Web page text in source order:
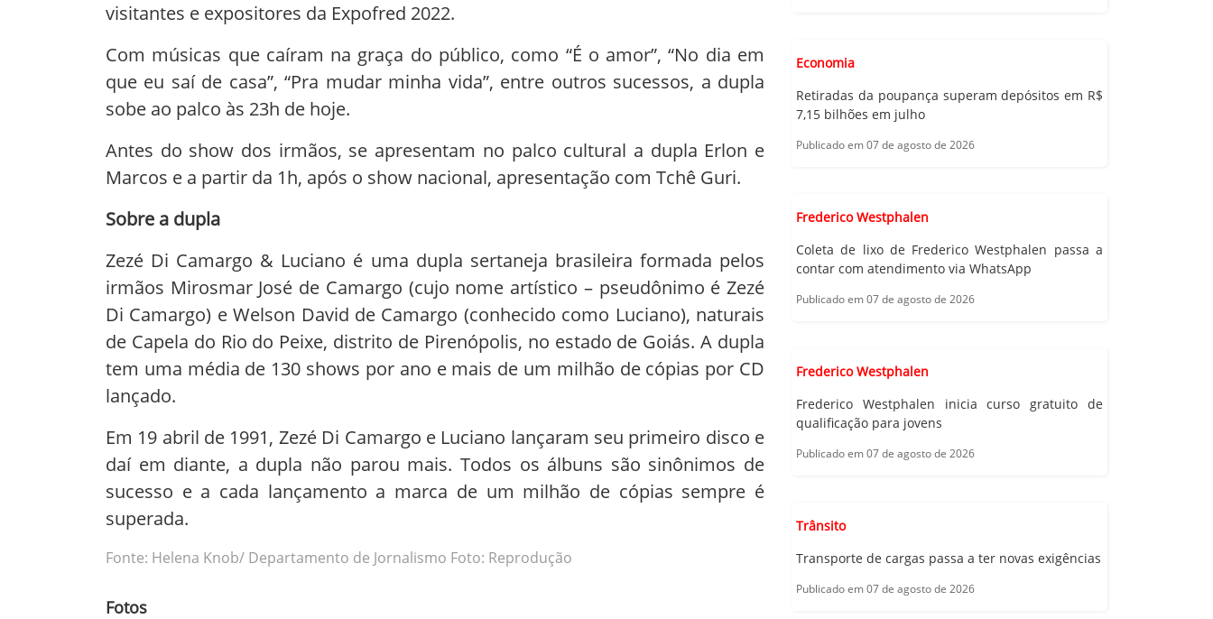
visitantes e expositores da Expofred 2022.
Com músicas que caíram na graça do público, como “É o amor”, “No dia em
que eu saí de casa”, “Pra mudar minha vida”, entre outros sucessos, a dupla
sobe ao palco às 23h de hoje.
Antes do show dos irmãos, se apresentam no palco cultural a dupla Erlon e
Marcos e a partir da 1h, após o show nacional, apresentação com Tchê Guri.
Sobre a dupla
Zezé Di Camargo & Luciano é uma dupla sertaneja brasileira formada pelos
irmãos Mirosmar José de Camargo (cujo nome artístico – pseudônimo é Zezé
Di Camargo) e Welson David de Camargo (conhecido como Luciano), naturais
de Capela do Rio do Peixe, distrito de Pirenópolis, no estado de Goiás. A dupla
tem uma média de 130 shows por ano e mais de um milhão de cópias por CD
lançado.
Em 19 abril de 1991, Zezé Di Camargo e Luciano lançaram seu primeiro disco e
daí em diante, a dupla não parou mais. Todos os álbuns são sinônimos de
sucesso e a cada lançamento a marca de um milhão de cópias sempre é
superada.
Fonte: Helena Knob/ Departamento de Jornalismo Foto: Reprodução
Fotos
Economia
Retiradas da poupança superam depósitos em R$
7,15 bilhões em julho
Publicado em 07 de agosto de 2026
Frederico Westphalen
Coleta de lixo de Frederico Westphalen passa a
contar com atendimento via WhatsApp
Publicado em 07 de agosto de 2026
Frederico Westphalen
Frederico Westphalen inicia curso gratuito de
qualificação para jovens
Publicado em 07 de agosto de 2026
Trânsito
Transporte de cargas passa a ter novas exigências
Publicado em 07 de agosto de 2026